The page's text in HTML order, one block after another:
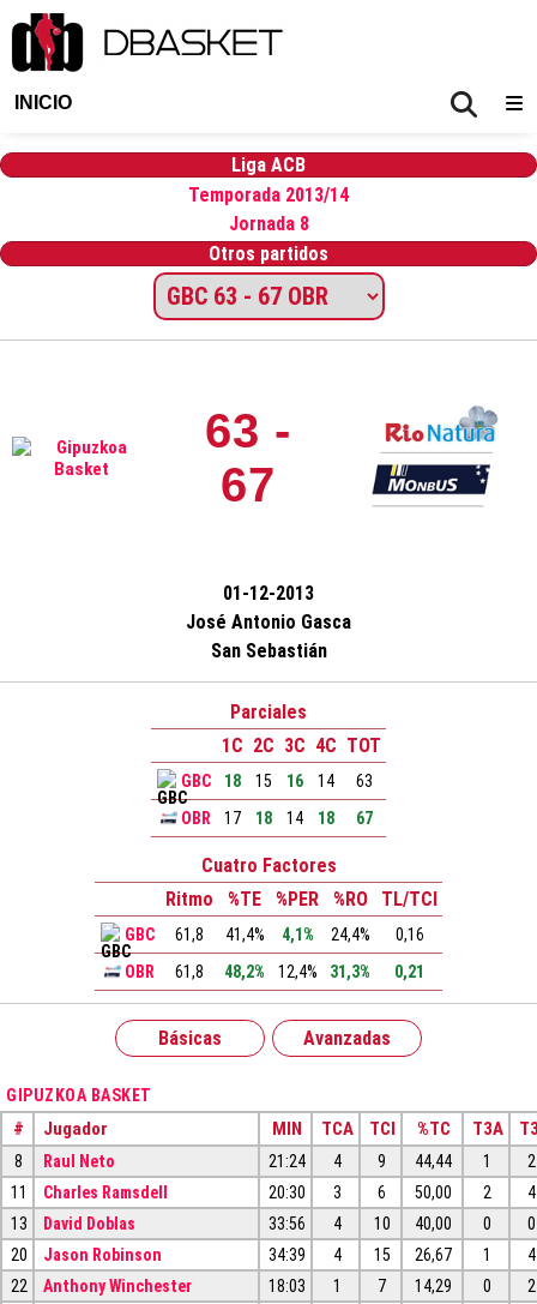
INICIO
Liga ACB
Temporada 2013/14
Jornada 8
Otros partidos
63 -
67
01-12-2013
José Antonio Gasca
San Sebastián
Parciales
1C 2C 3C 4C TOT
GBC 18 15 16 14
63
OBR
17 18 14 18 67
Cuatro Factores
Ritmo
%TE %PER %RO TL/TCI
GBC 61,8 41,4% 4,1% 24,4%
0,16
OBR
61,8 48,2% 12,4% 31,3% 0,21
Básicas Avanzadas
GIPUZKOA BASKET
# Jugador MIN TCA TCI %TC T3A
8 Raul Neto 21:24 4 9 44,44 1
2
11
Charles Ramsdell 20:30 3 6 50,00 2
4
13
David Doblas 33:56 4 10 40,00 0
0
20
Jason Robinson 34:39 4 15 26,67 1
4
22
Anthony Winchester 18:03 1 7 14,29 0
2